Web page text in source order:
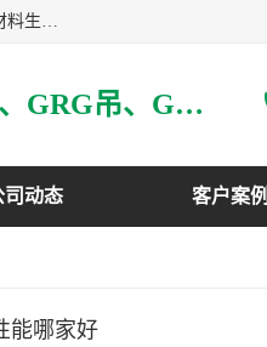
主营广东grg厂家,广东grc厂家,grg材料,grc材料,grg厂家,grc厂家,grg吊顶,grg造型,grg构件,grc构件,grc线条,grc构件厂家,grg材料生产厂家,grg材料定制,uhpc,uhpc厂家,uhpc外墙挂板,uhpc镂空幕墙板,3万平方厂房,如果您对我公司的产品服务感兴趣,请联系我们.
主要生产：GRG材料、GRG吊、GRG构件、GRG线条、GRG艺术造型、GRG吊材料等
司动态 客户案例
能哪家好